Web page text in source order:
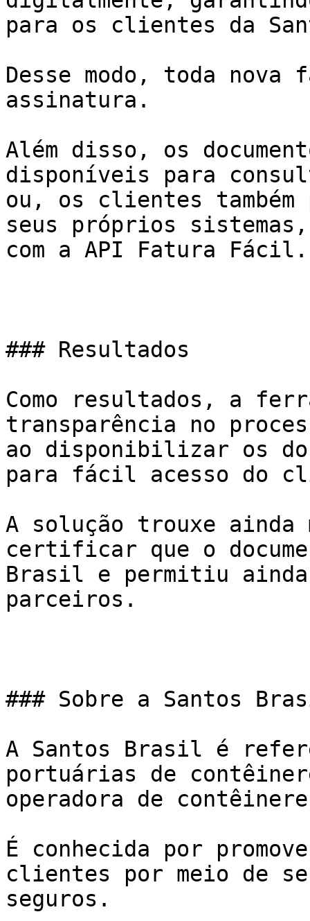
para os clientes da
Desse modo, toda
assinatura.
Além disso, os
disponíveis para
ou, os clientes também
seus próprios
com a API Fatura
### Resultados
Como resultados, a
transparência no
ao disponibilizar os
para fácil acesso do
A solução trouxe ainda
certificar que o
Brasil e permitiu
parceiros.
### Sobre a Santos
A Santos Brasil é
portuárias de
operadora de
É conhecida por
clientes por meio de
seguros.